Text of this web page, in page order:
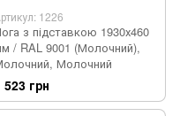
1226
з підставкою 1930х460
/ RAL 9001 (Молочний),
Молочний
523 грн